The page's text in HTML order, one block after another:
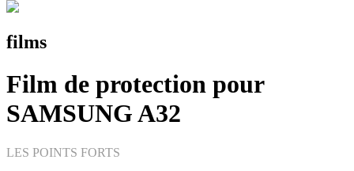
films
Film de protection pour
SAMSUNG A32
LES POINTS FORTS